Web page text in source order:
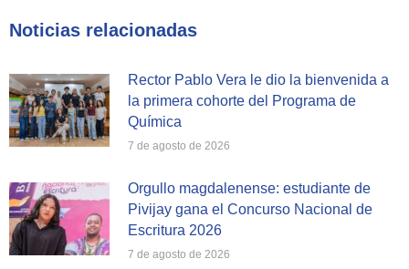
Noticias relacionadas
Rector Pablo Vera le dio la bienvenida a
la primera cohorte del Programa de
Química
7 de agosto de 2026
Orgullo magdalenense: estudiante de
Pivijay gana el Concurso Nacional de
Escritura 2026
7 de agosto de 2026